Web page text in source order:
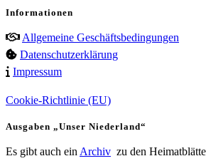
Informationen
Allgemeine Geschäftsbedingungen
Datenschutzerklärung
Impressum
Cookie-Richtlinie (EU)
Ausgaben „Unser Niederland“
Es gibt auch ein Archiv zu den